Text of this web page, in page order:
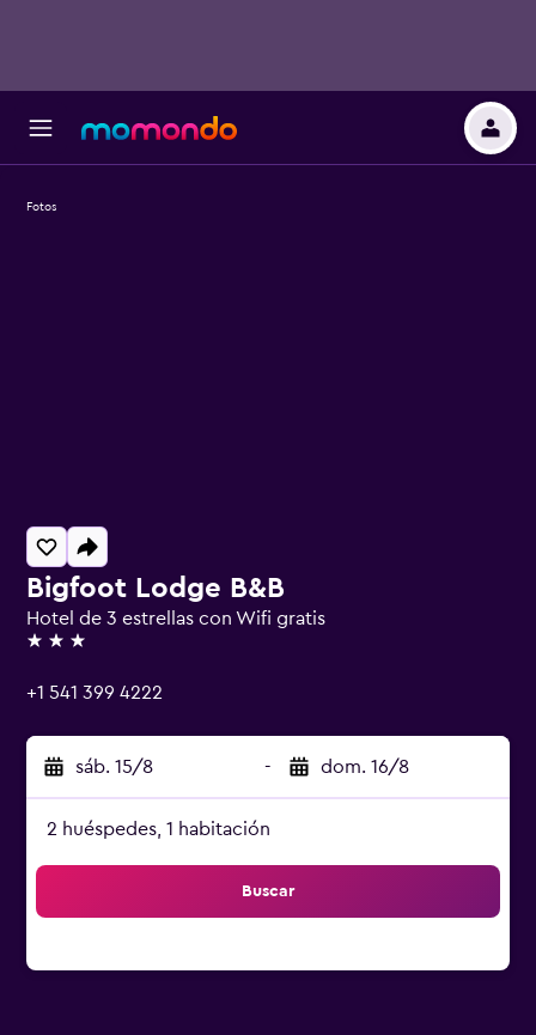
Bigfoot Lodge B&B
Hotel de 3 estrellas con Wifi gratis
3 estrellas
+1 541 399 4222
sáb. 15/8 - dom. 16/8
2 huéspedes, 1 habitación
Buscar
Fotos